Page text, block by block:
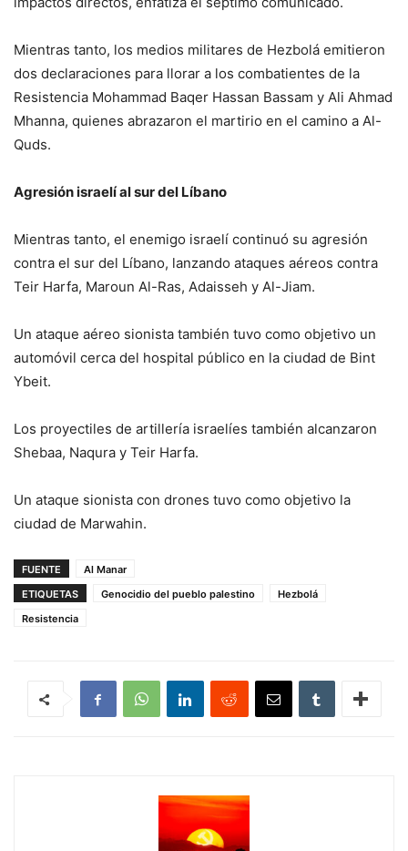
Mientras tanto, los medios militares de Hezbolá emitieron
dos declaraciones para llorar a los combatientes de la
Resistencia Mohammad Baqer Hassan Bassam y Ali Ahmad
Mhanna, quienes abrazaron el martirio en el camino a Al-
Quds.
Agresión israelí al sur del Líbano
Mientras tanto, el enemigo israelí continuó su agresión
contra el sur del Líbano, lanzando ataques aéreos contra
Teir Harfa, Maroun Al-Ras, Adaisseh y Al-Jiam.
Un ataque aéreo sionista también tuvo como objetivo un
automóvil cerca del hospital público en la ciudad de Bint
Ybeit.
Los proyectiles de artillería israelíes también alcanzaron
Shebaa, Naqura y Teir Harfa.
Un ataque sionista con drones tuvo como objetivo la
ciudad de Marwahin.
FUENTE
Al Manar
ETIQUETAS
Genocidio del pueblo palestino
Hezbolá
Resistencia